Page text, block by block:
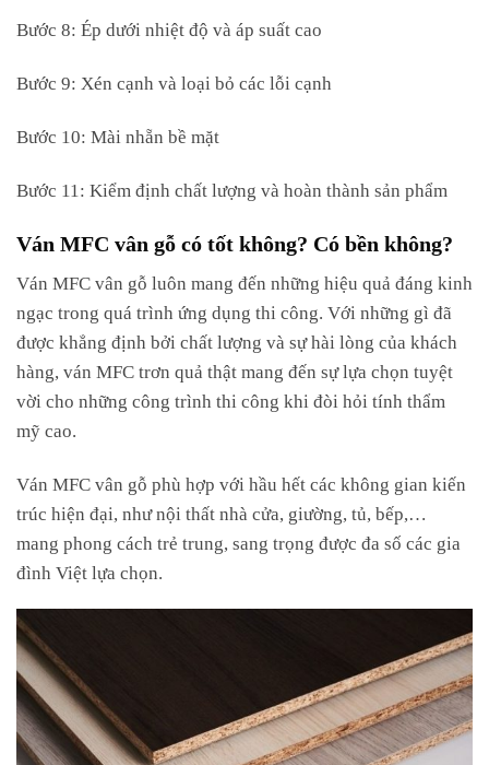
Bước 8: Ép dưới nhiệt độ và áp suất cao
Bước 9: Xén cạnh và loại bỏ các lỗi cạnh
Bước 10: Mài nhẵn bề mặt
Bước 11: Kiểm định chất lượng và hoàn thành sản phẩm
Ván MFC vân gỗ có tốt không? Có bền không?
Ván MFC vân gỗ luôn mang đến những hiệu quả đáng kinh
ngạc trong quá trình ứng dụng thi công. Với những gì đã
được khẳng định bởi chất lượng và sự hài lòng của khách
hàng, ván MFC trơn quả thật mang đến sự lựa chọn tuyệt
vời cho những công trình thi công khi đòi hỏi tính thẩm
mỹ cao.
Ván MFC vân gỗ phù hợp với hầu hết các không gian kiến
trúc hiện đại, như nội thất nhà cửa, giường, tủ, bếp,…
mang phong cách trẻ trung, sang trọng được đa số các gia
đình Việt lựa chọn.